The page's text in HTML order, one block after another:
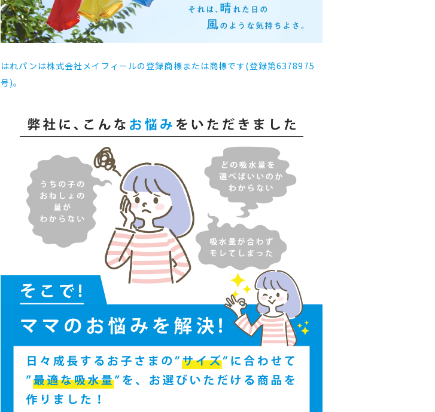
はれパンは株式会社メイフィールの登録商標または商標です(登録第6378975
号)。